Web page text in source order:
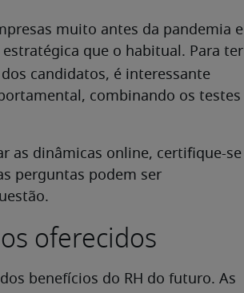
muito antes da pandemia e
que o habitual. Para ter
dos candidatos, é interessante
combinando os testes
as dinâmicas online, certifique-se
perguntas podem ser
oferecidos
benefícios do RH do futuro. As